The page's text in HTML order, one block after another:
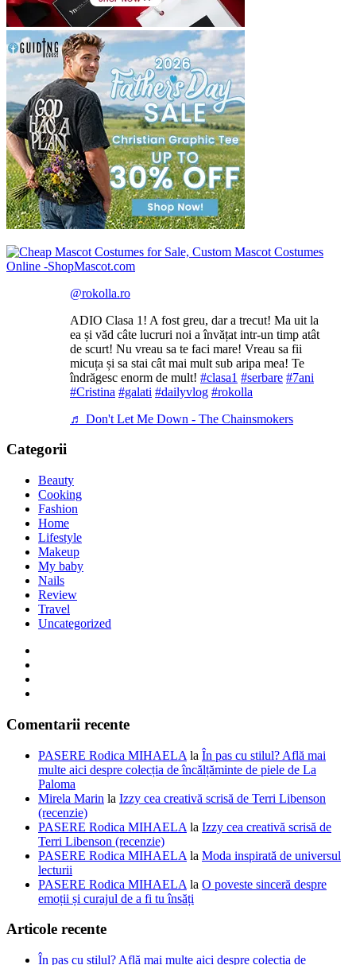
@rokolla.ro
ADIO Clasa 1! A fost greu, dar a trecut! Ma uit la
ea și văd câte lucruri noi a învățat intr-un timp atât
de scurt! Nu vreau sa te faci mare! Vreau sa fii
micuța și sa stai cât mai mult sub aripa mea! Te
îndrăgesc enorm de mult! #clasa1 #serbare #7ani
#Cristina #galati #dailyvlog #rokolla
♬ Don't Let Me Down - The Chainsmokers
Categorii
Beauty
Cooking
Fashion
Home
Lifestyle
Makeup
My baby
Nails
Review
Travel
Uncategorized
Comentarii recente
PASERE Rodica MIHAELA la În pas cu stilul? Află mai
multe aici despre colecția de încălțăminte de piele de La
Paloma
Mirela Marin la Izzy cea creativă scrisă de Terri Libenson
(recenzie)
PASERE Rodica MIHAELA la Izzy cea creativă scrisă de
Terri Libenson (recenzie)
PASERE Rodica MIHAELA la Moda inspirată de universul
lecturii
PASERE Rodica MIHAELA la O poveste sinceră despre
emoții și curajul de a fi tu însăți
Articole recente
În pas cu stilul? Află mai multe aici despre colecția de